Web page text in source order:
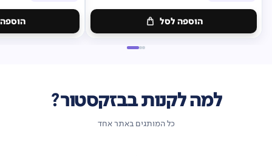
הוספה לסל
למה לקנות בבזקסטור?
כל המותגים באתר אחד